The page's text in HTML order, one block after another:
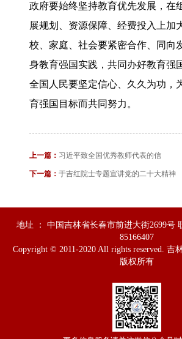
政府要始终坚持教育优先发展，在
展规划、资源保障、经费投入上加
校、家庭、社会要紧密合作、同向
身教育强国实践，共同办好教育强
全国人民要坚定信心、久久为功，
育强国目标而共同努力。
上一篇： 习近平致全国优秀教师代表的信
下一篇：于吉红院士专题宣讲党的二十大精神
地址 ： 中国吉林省长春市前进大街2699号
85166407
Copyright © 2011-2020 All rights reserved. 吉
版权所有